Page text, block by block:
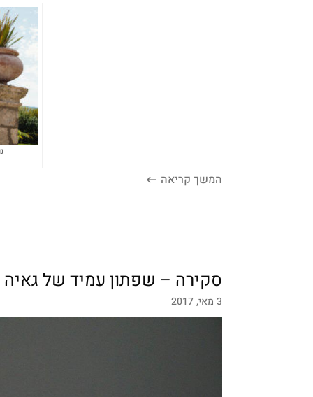
המשך קריאה
סקירה – שפתון עמיד של גאיה
3 מאי, 2017